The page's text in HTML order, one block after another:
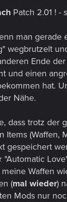
Patch 2.01 ! -
man gerade
wegbrutzelt
Ende
und einen
hat.
Nähe.
dass trotz der
Items (Waffen,
gespeichert
"Automatic
Waffen
(mal wieder)
Mods nur